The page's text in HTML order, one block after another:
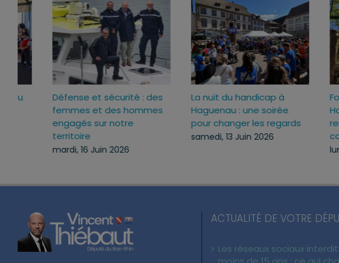
Inauguration du nouveau
lieu de vie de Schirrhein
lundi, 29 Juin 2026
Défense et sécurité : des
femmes et des hommes
engagés sur notre
territoire
La nuit
pour
samedi,
ACTUALITÉ DE VOTRE
Les réseaux sociaux